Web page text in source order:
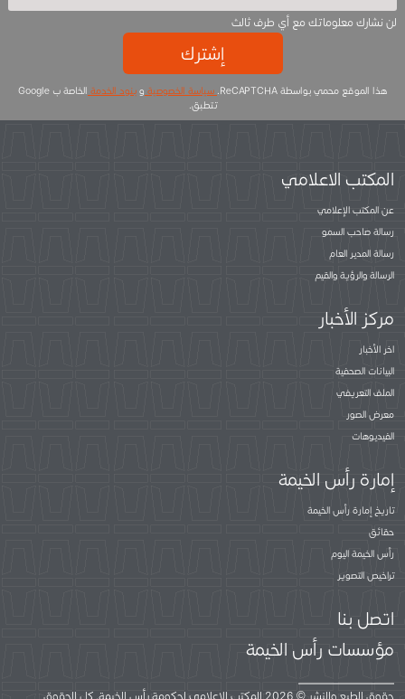
لن نشارك معلوماتك مع أي طرف ثالث
إشترك
هذا الموقع محمي بواسطة ReCAPTCHA. سياسة الخصوصية وبنود الخدمة
الخاصة ب Google
تتطبق.
المكتب الاعلامي
عن المكتب الإعلامي
رسالة صاحب السمو
رسالة المدير العام
الرسالة والرؤية والقيم
مركز الأخبار
اخر الأخبار
البيانات الصحفية
الملف التعريفي
معرض الصور
الفيديوهات
إمارة رأس الخيمة
تاريخ إمارة رأس الخيمة
حقائق
رأس الخيمة اليوم
تراخيص التصوير
اتصل بنا
مؤسسات رأس الخيمة